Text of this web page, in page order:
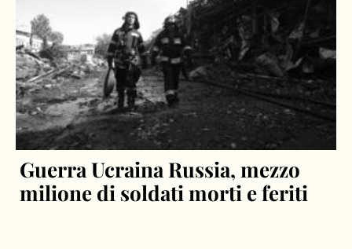
Guerra Ucraina Russia, mezzo
milione di soldati morti e feriti